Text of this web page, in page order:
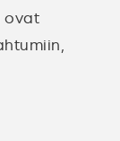
ovat